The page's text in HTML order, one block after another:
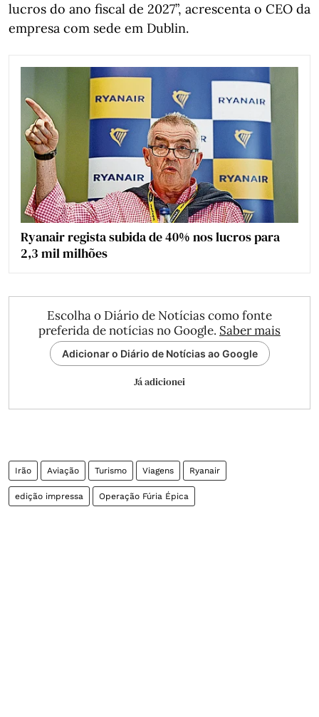
lucros do ano fiscal de 2027”, acrescenta o CEO da
empresa com sede em Dublin.
Ryanair regista subida de 40% nos lucros para
2,3 mil milhões
Escolha o Diário de Notícias como fonte
preferida de notícias no Google. Saber mais
Adicionar o Diário de Notícias ao Google
Já adicionei
Irão Aviação Turismo Viagens Ryanair
edição impressa Operação Fúria Épica